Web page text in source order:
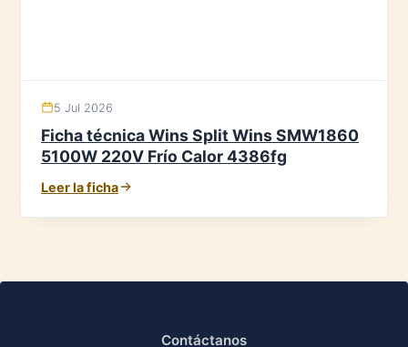
5 Jul 2026
Ficha técnica Wins Split Wins SMW1860
5100W 220V Frío Calor 4386fg
Leer la ficha
Contáctanos